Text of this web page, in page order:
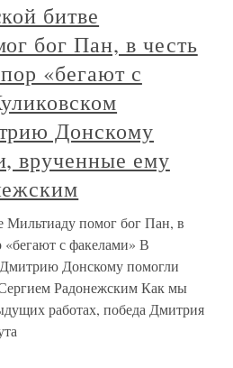
битве
бог Пан, в честь
«бегают с
Донскому
врученные ему
помог бог Пан, в
«бегают с факелами» В
Донскому помогли
Радонежским Как мы
работах, победа Дмитрия